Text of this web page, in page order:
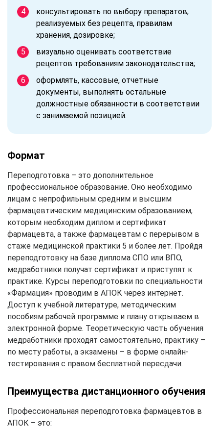
консультировать по выбору препаратов,
реализуемых без рецепта, правилам
хранения, дозировке;
визуально оценивать соответствие
рецептов требованиям законодательства;
оформлять, кассовые, отчетные
документы, выполнять остальные
должностные обязанности в соответствии
с занимаемой позицией.
Формат
Переподготовка – это дополнительное
профессиональное образование. Оно необходимо
лицам с непрофильным средним и высшим
фармацевтическим медицинским образованием,
которым необходим диплом и сертификат
фармацевта, а также фармацевтам с перерывом в
стаже медицинской практики 5 и более лет. Пройдя
переподготовку на базе диплома СПО или ВПО,
медработники получат сертификат и приступят к
практике. Курсы переподготовки по специальности
«Фармация» проводим в АПОК через интернет.
Доступ к учебной литературе, методическим
пособиям рабочей программе и плану открываем в
электронной форме. Теоретическую часть обучения
медработники проходят самостоятельно, практику –
по месту работы, а экзамены – в форме онлайн-
тестирования с правом бесплатной пересдачи.
Преимущества дистанционного обучения
Профессиональная переподготовка фармацевтов в
АПОК – это: